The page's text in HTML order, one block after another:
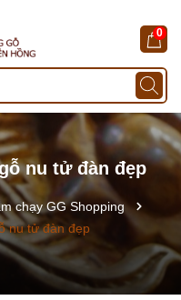
0
nu tử đàn đẹp
chạy GG Shopping
nu tử đàn đẹp